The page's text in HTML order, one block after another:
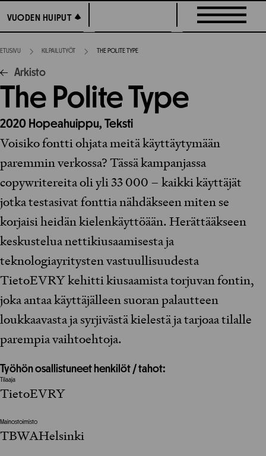
suoraan
sisältöön
VUODEN HUIPUT
VUODEN HUIPUT
ETUSIVU KILPAILUTYÖT THE POLITE TYPE
Arkisto
The Polite Type
2020 Hopeahuippu, Teksti
Voisiko fontti ohjata meitä käyttäytymään
paremmin verkossa? Tässä kampanjassa
copywritereita oli yli 33 000 – kaikki käyttäjät
jotka testasivat fonttia nähdäkseen miten se
korjaisi heidän kielenkäyttöään. Herättääkseen
keskustelua nettikiusaamisesta ja
teknologiayritysten vastuullisuudesta
TietoEVRY kehitti kiusaamista torjuvan fontin,
joka antaa käyttäjälleen suoran palautteen
loukkaavasta ja syrjivästä kielestä ja tarjoaa tilalle
parempia vaihtoehtoja.
Työhön osallistuneet henkilöt / tahot:
Tilaaja
TietoEVRY
Mainostoimisto
TBWAHelsinki